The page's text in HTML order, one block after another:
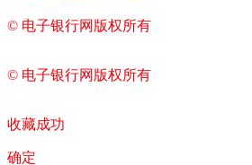
© 电子银行网版权所有
© 电子银行网版权所有
收藏成功
确定